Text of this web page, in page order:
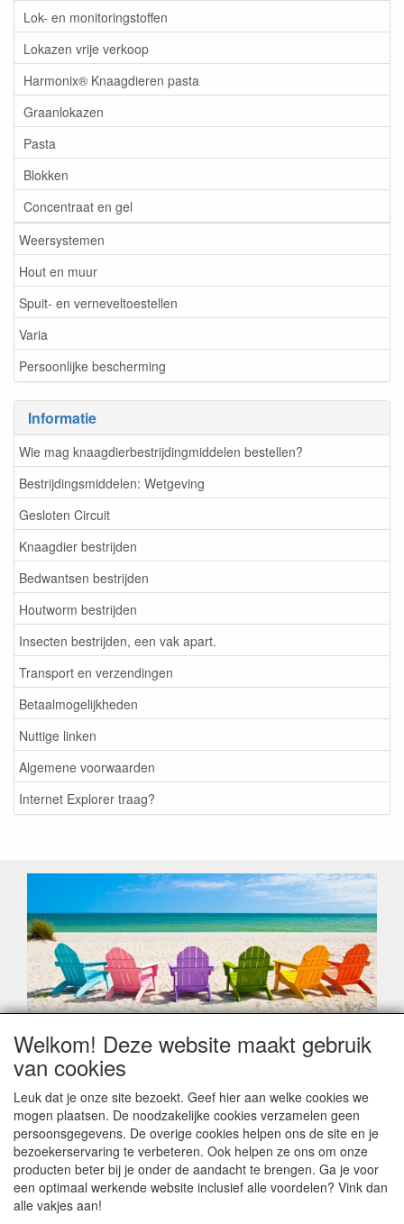
Lok- en monitoringstoffen
Lokazen vrije verkoop
Harmonix® Knaagdieren pasta
Graanlokazen
Pasta
Blokken
Concentraat en gel
Weersystemen
Hout en muur
Spuit- en verneveltoestellen
Varia
Persoonlijke bescherming
Informatie
Wie mag knaagdierbestrijdingmiddelen bestellen?
Bestrijdingsmiddelen: Wetgeving
Gesloten Circuit
Knaagdier bestrijden
Bedwantsen bestrijden
Houtworm bestrijden
Insecten bestrijden, een vak apart.
Transport en verzendingen
Betaalmogelijkheden
Nuttige linken
Algemene voorwaarden
Internet Explorer traag?
Geachte klant,
Zoals elk jaar zorgt de verlofperiode, naast een hoop
leveringsproblemen.
Sommige fabrikanten sluiten of werken met een
vakantiebezetting.
Bestellingen die vanaf +/- 15 juli geplaatst worden kunnen
hierdoor vertraging oplopen. Wanneer die voorradig is en alle
betalingsmodaliteiten zijn vervuld dan de bestelling verstuurd
worden. Indien deze nog terug moeten binnen komen dan is
Welkom! Deze website maakt gebruik
van cookies
Leuk dat je onze site bezoekt. Geef hier aan welke cookies we
mogen plaatsen. De noodzakelijke cookies verzamelen geen
persoonsgegevens. De overige cookies helpen ons de site en je
bezoekerservaring te verbeteren. Ook helpen ze ons om onze
producten beter bij je onder de aandacht te brengen. Ga je voor
een optimaal werkende website inclusief alle voordelen? Vink dan
alle vakjes aan!